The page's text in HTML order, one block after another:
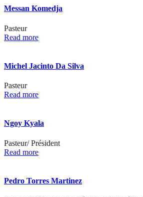
Messan Komedja
Pasteur
Read more
Michel Jacinto Da Silva
Pasteur
Read more
Ngoy Kyala
Pasteur/ Président
Read more
Pedro Torres Martinez